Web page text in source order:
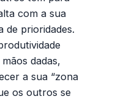
com a sua
de prioridades.
dadas,
a sua “zona
os outros se